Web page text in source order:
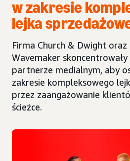
w zakresie
lejka
Firma Church & Dwight oraz
Wavemaker
partnerze medialnym, aby
zakresie kompleksowego
przez zaangażowanie
ścieżce.